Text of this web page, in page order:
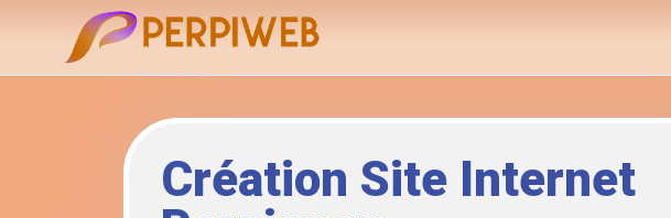
Création Site Internet